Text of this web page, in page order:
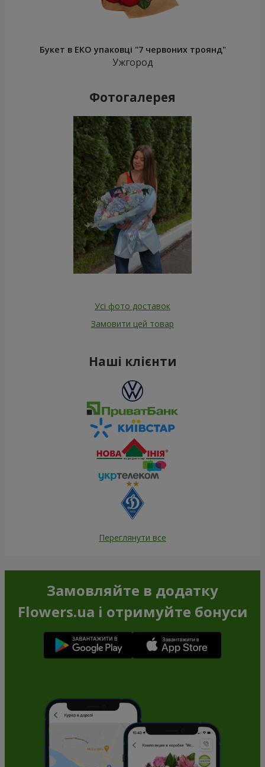
Букет в ЕКО упаковці "7 червоних троянд"
Ужгород
Фотогалерея
Усі фото доставок
Замовити цей товар
Наші клієнти
Переглянути все
Замовляйте в додатку
Flowers.ua і отримуйте бонуси